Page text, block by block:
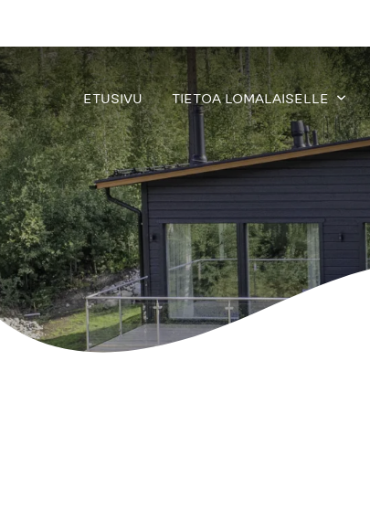
ETUSIVU TIETOA LOMALAISELLE